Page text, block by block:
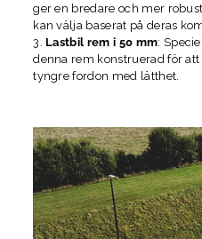
ger en bredare och mer
kan välja baserat på deras
Lastbil rem i 50 mm:
denna rem konstruerad för
tyngre fordon med lätthet.